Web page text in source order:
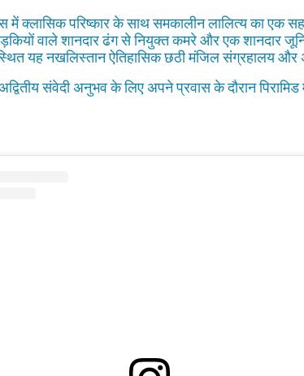
में क्लासिक परिष्कार के साथ समकालीन लालित्य का एक
वाले शानदार ढंग से नियुक्त कमरे और एक शानदार
यह नखलिस्तान ऐतिहासिक छठी मंजिल संग्रहालय और
संवेदी अनुभव के लिए अपने प्रवास के दौरान